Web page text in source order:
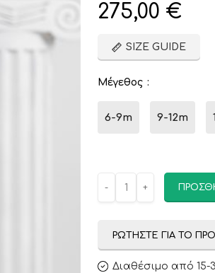
275,00 €
SIZE GUIDE
Μέγεθος
6-9m 9-12m
ΡΩΤΉΣΤΕ ΓΙΑ ΤΟ
Διαθέσιμο από 15-